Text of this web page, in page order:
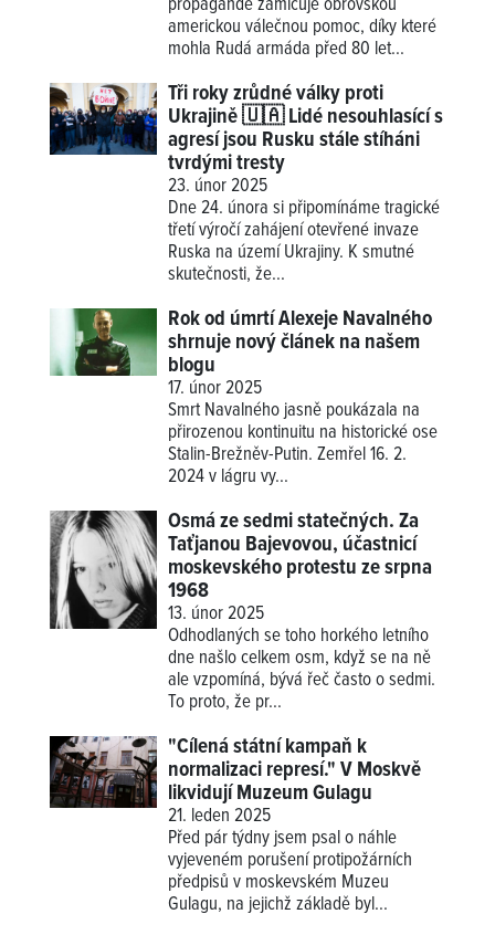
propagandě zamlčuje obrovskou
americkou válečnou pomoc, díky které
mohla Rudá armáda před 80 let...
Tři roky zrůdné války proti
Ukrajině 🇺🇦 Lidé nesouhlasící s
agresí jsou Rusku stále stíháni
tvrdými tresty
23. únor 2025
Dne 24. února si připomínáme tragické
třetí výročí zahájení otevřené invaze
Ruska na území Ukrajiny. K smutné
skutečnosti, že...
Rok od úmrtí Alexeje Navalného
shrnuje nový článek na našem
blogu
17. únor 2025
Smrt Navalného jasně poukázala na
přirozenou kontinuitu na historické ose
Stalin-Brežněv-Putin. Zemřel 16. 2.
2024 v lágru vy...
Osmá ze sedmi statečných. Za
Taťjanou Bajevovou, účastnicí
moskevského protestu ze srpna
1968
13. únor 2025
Odhodlaných se toho horkého letního
dne našlo celkem osm, když se na ně
ale vzpomíná, bývá řeč často o sedmi.
To proto, že pr...
"Cílená státní kampaň k
normalizaci represí." V Moskvě
likvidují Muzeum Gulagu
21. leden 2025
Před pár týdny jsem psal o náhle
vyjeveném porušení protipožárních
předpisů v moskevském Muzeu
Gulagu, na jejichž základě byl...